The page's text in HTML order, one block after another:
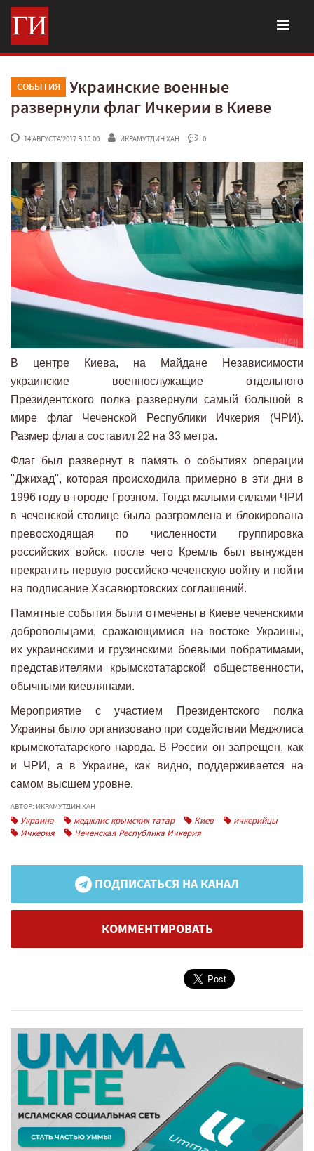
СОБЫТИЯ
Украинские военные
развернули флаг Ичкерии в Киеве
14 АВГУСТА'2017 В 15:00 ИКРАМУТДИН ХАН 0
В центре Киева, на Майдане Независимости
украинские военнослужащие отдельного
Президентского полка развернули самый большой в
мире флаг Чеченской Республики Ичкерия (ЧРИ).
Размер флага составил 22 на 33 метра.
Флаг был развернут в память о событиях операции
"Джихад", которая происходила примерно в эти дни в
1996 году в городе Грозном. Тогда малыми силами ЧРИ
в чеченской столице была разгромлена и блокирована
превосходящая по численности группировка
российских войск, после чего Кремль был вынужден
прекратить первую российско-чеченскую войну и пойти
на подписание Хасавюртовских соглашений.
Памятные события были отмечены в Киеве чеченскими
добровольцами, сражающимися на востоке Украины,
их украинскими и грузинскими боевыми побратимами,
представителями крымскотатарской общественности,
обычными киевлянами.
Мероприятие с участием Президентского полка
Украины было организовано при содействии Меджлиса
крымскотатарского народа. В России он запрещен, как
и ЧРИ, а в Украине, как видно, поддерживается на
самом высшем уровне.
АВТОР: ИКРАМУТДИН ХАН
Украина меджлис крымских татар Киев
ичкерийцы
Ичкерия
Чеченская Республика Ичкерия
ПОДПИСАТЬСЯ НА КАНАЛ
КОММЕНТИРОВАТЬ